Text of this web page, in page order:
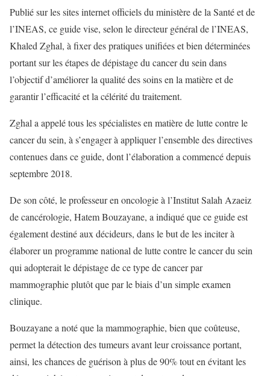
Publié sur les sites internet officiels du ministère de la Santé et de
l’INEAS, ce guide vise, selon le directeur général de l’INEAS,
Khaled Zghal, à fixer des pratiques unifiées et bien déterminées
portant sur les étapes de dépistage du cancer du sein dans
l’objectif d’améliorer la qualité des soins en la matière et de
garantir l’efficacité et la célérité du traitement.
Zghal a appelé tous les spécialistes en matière de lutte contre le
cancer du sein, à s’engager à appliquer l’ensemble des directives
contenues dans ce guide, dont l’élaboration a commencé depuis
septembre 2018.
De son côté, le professeur en oncologie à l’Institut Salah Azaeiz
de cancérologie, Hatem Bouzayane, a indiqué que ce guide est
également destiné aux décideurs, dans le but de les inciter à
élaborer un programme national de lutte contre le cancer du sein
qui adopterait le dépistage de ce type de cancer par
mammographie plutôt que par le biais d’un simple examen
clinique.
Bouzayane a noté que la mammographie, bien que coûteuse,
permet la détection des tumeurs avant leur croissance portant,
ainsi, les chances de guérison à plus de 90% tout en évitant les